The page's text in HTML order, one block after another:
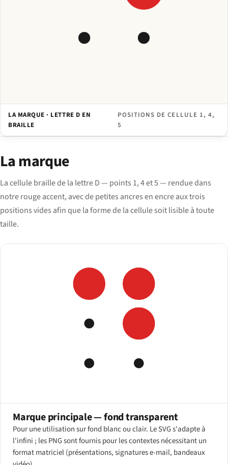
LA MARQUE · LETTRE D EN
BRAILLE
POSITIONS DE CELLULE 1, 4,
5
La marque
La cellule braille de la lettre D — points 1, 4 et 5 — rendue dans
notre rouge accent, avec de petites ancres en encre aux trois
positions vides afin que la forme de la cellule soit lisible à toute
taille.
Marque principale — fond transparent
Pour une utilisation sur fond blanc ou clair. Le SVG s'adapte à
l'infini ; les PNG sont fournis pour les contextes nécessitant un
format matriciel (présentations, signatures e-mail, bandeaux